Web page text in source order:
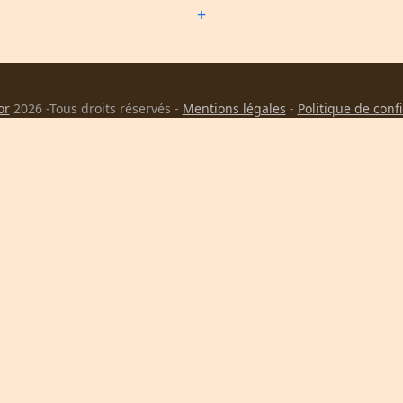
+
2026 -Tous droits réservés - Mentions légales - Politique de